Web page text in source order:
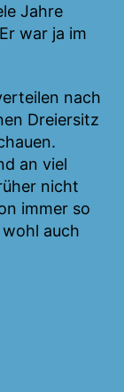
Jahre
war ja im
nach
Dreiersitz
an viel
nicht
immer so
auch